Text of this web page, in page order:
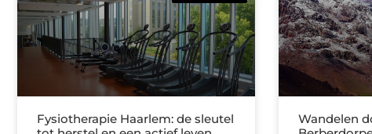
Fysiotherapie Haarlem: de sleutel
Wandelen